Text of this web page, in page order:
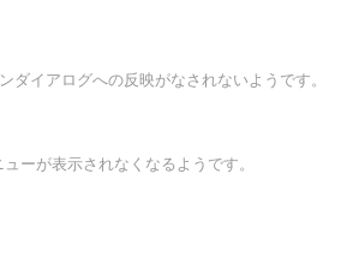
ダイアログへの反映がなされないようです。
ーが表示されなくなるようです。